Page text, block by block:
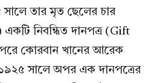
তার মৃত ছেলের চার
একটি নিবন্ধিত দানপত্র (Gift
কোরবান খানের আরেক
সালে অপর এক দানপত্রের